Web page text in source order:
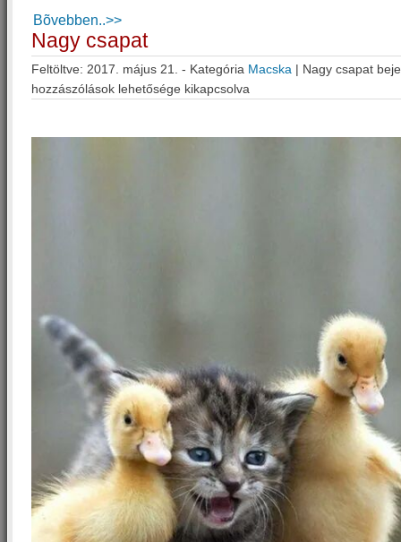
Bõvebben..>>
Nagy csapat
Feltöltve: 2017. május 21. - Kategória Macska | Nagy csapat
hozzászólások lehetősége kikapcsolva